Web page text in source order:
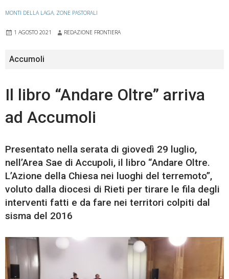
MONTI DELLA LAGA, ZONE PASTORALI
1 AGOSTO 2021 REDAZIONE FRONTIERA
Accumoli
Il libro “Andare Oltre” arriva
ad Accumoli
Presentato nella serata di giovedì 29 luglio,
nell’Area Sae di Accupoli, il libro “Andare Oltre.
L’Azione della Chiesa nei luoghi del terremoto”,
voluto dalla diocesi di Rieti per tirare le fila degli
interventi fatti e da fare nei territori colpiti dal
sisma del 2016